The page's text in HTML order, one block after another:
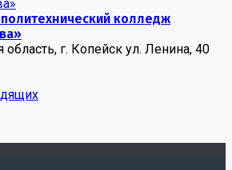
колледж
г. Копейск ул. Ленина, 40